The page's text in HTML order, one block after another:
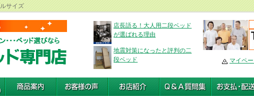
サイズ
店長語る！大人用二段ベッド
が選ばれる理由
地震対策になったと評判の二
段ベッド
マイペ